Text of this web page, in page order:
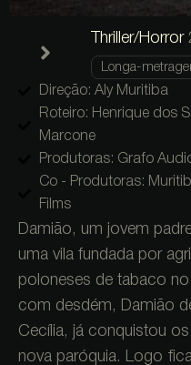
Thriller/Horror
Longa-
Direção: Aly Muritiba
Roteiro: Henrique dos
Marcone
Produtoras: Grafo
Co - Produtoras:
Films
Damião, um jovem
uma vila fundada por
poloneses de tabaco
com desdém, Damião
Cecília, já conquistou
nova paróquia. Logo